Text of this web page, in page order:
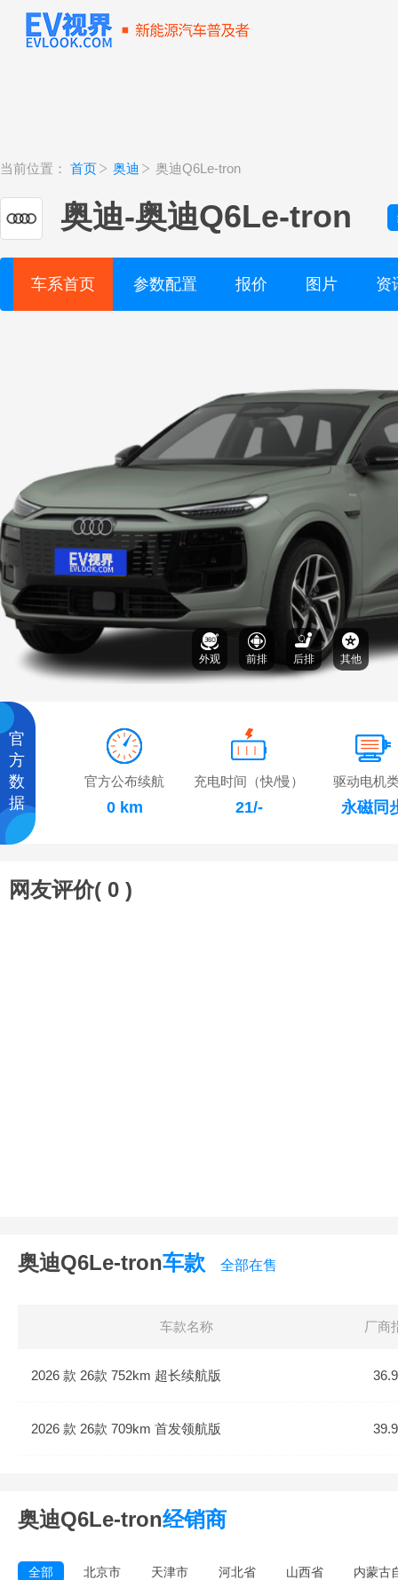
当前位置： 首页 奥迪 奥迪Q6Le-tron
奥迪-奥迪Q6Le-tron
车系首页 参数配置 报价 图片 资
外观 前排 后排 其他
官
方
数
据
官方公布续航
0 km
充电时间（快/慢）
21/-
驱动电机
永磁同
网友评价( 0 )
奥迪Q6Le-tron车款 全部在售
车款名称 厂商
2026 款 26款 752km 超长续航版
2026 款 26款 709km 首发领航版
奥迪Q6Le-tron经销商
全部 北京市 天津市 河北省 山西省 内蒙古